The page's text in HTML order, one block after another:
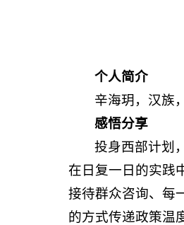
个人简介
辛海玥，汉族
感悟分享
投身西部计划
在日复一日的实践
接待群众咨询、每
的方式传递政策温